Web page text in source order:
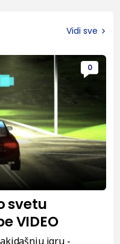
Vidi sve
0
svetu
VIDEO
igru -